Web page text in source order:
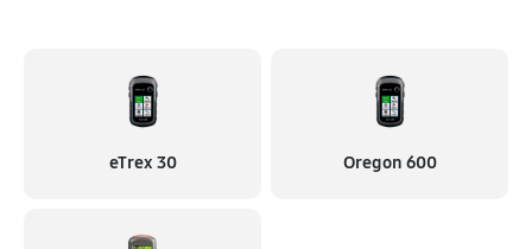
eTrex 30 Oregon 600